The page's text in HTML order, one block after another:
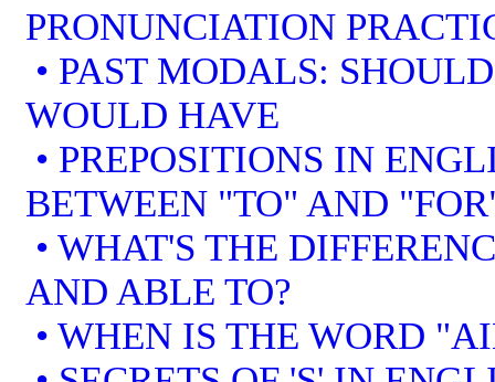
PRONUNCIATION
• PAST MODALS:
WOULD HAVE
• PREPOSITIONS IN
BETWEEN "TO" AND
• WHAT'S THE
AND ABLE TO?
• WHEN IS THE WORD